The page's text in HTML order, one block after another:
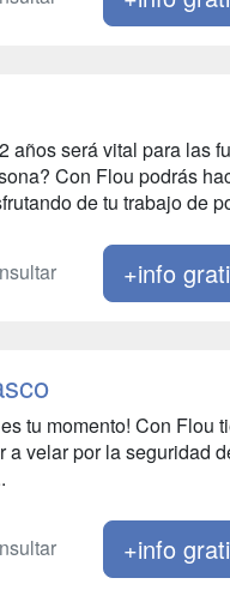
años será vital para las
Con Flou podrás
de tu trabajo de
+info
tu momento! Con Flou
a velar por la seguridad
+info